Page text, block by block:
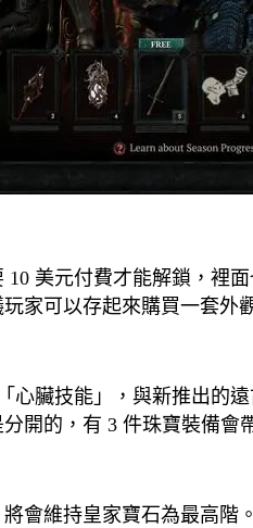
美元付費才能解鎖，裡面
家可以存起來購買一套外
心臟技能」，與新推出的
開的，有 3 件珠寶裝備會
會維持皇家寶石為最高階。